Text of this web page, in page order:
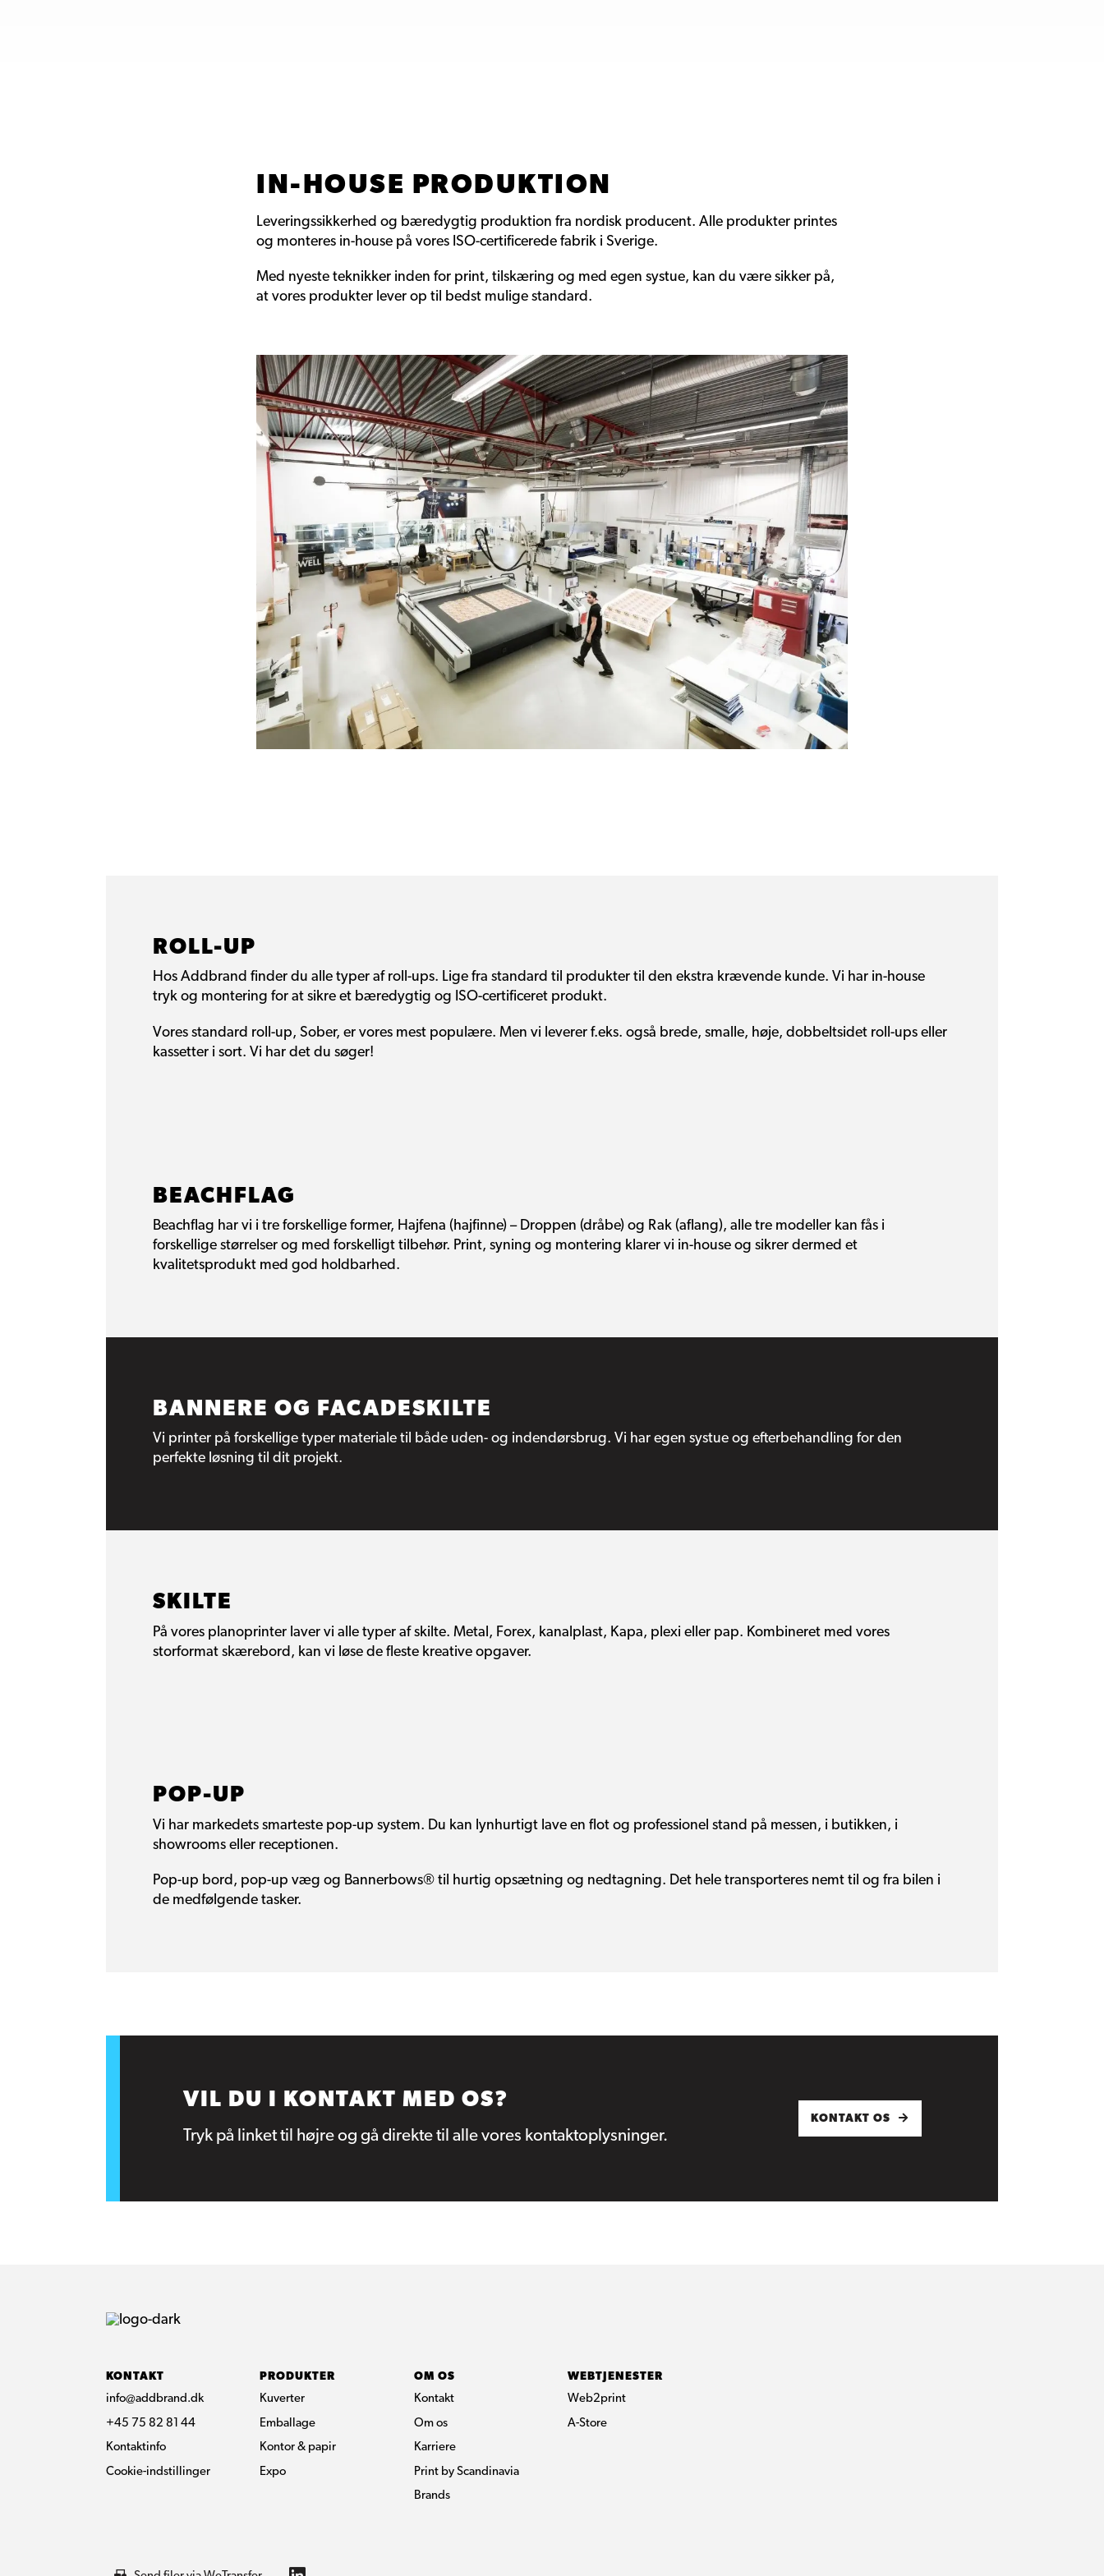
IN-HOUSE PRODUKTION
Leveringssikkerhed og bæredygtig produktion fra nordisk producent. Alle produkter printes
og monteres in-house på vores ISO-certificerede fabrik i Sverige.
Med nyeste teknikker inden for print, tilskæring og med egen systue, kan du være sikker på,
at vores produkter lever op til bedst mulige standard.
ROLL-UP
Hos Addbrand finder du alle typer af roll-ups. Lige fra standard til produkter til den ekstra krævende kunde. Vi har in-house
tryk og montering for at sikre et bæredygtig og ISO-certificeret produkt.
Vores standard roll-up, Sober, er vores mest populære. Men vi leverer f.eks. også brede, smalle, høje, dobbeltsidet roll-ups eller
kassetter i sort. Vi har det du søger!
BEACHFLAG
Beachflag har vi i tre forskellige former, Hajfena (hajfinne) – Droppen (dråbe) og Rak (aflang), alle tre modeller kan fås i
forskellige størrelser og med forskelligt tilbehør. Print, syning og montering klarer vi in-house og sikrer dermed et
kvalitetsprodukt med god holdbarhed.
BANNERE OG FACADESKILTE
Vi printer på forskellige typer materiale til både uden- og indendørsbrug. Vi har egen systue og efterbehandling for den
perfekte løsning til dit projekt.
SKILTE
På vores planoprinter laver vi alle typer af skilte. Metal, Forex, kanalplast, Kapa, plexi eller pap. Kombineret med vores
storformat skærebord, kan vi løse de fleste kreative opgaver.
POP-UP
Vi har markedets smarteste pop-up system. Du kan lynhurtigt lave en flot og professionel stand på messen, i butikken, i
showrooms eller receptionen.
Pop-up bord, pop-up væg og Bannerbows® til hurtig opsætning og nedtagning. Det hele transporteres nemt til og fra bilen i
de medfølgende tasker.
VIL DU I KONTAKT MED OS?
Tryk på linket til højre og gå direkte til alle vores kontaktoplysninger.
KONTAKT OS
KONTAKT
info@addbrand.dk
+45 75 82 81 44
Kontaktinfo
Cookie-indstillinger
PRODUKTER
Kuverter
Emballage
Kontor & papir
Expo
OM OS
Kontakt
Om os
Karriere
Print by Scandinavia
Brands
WEBTJENESTER
Web2print
A-Store